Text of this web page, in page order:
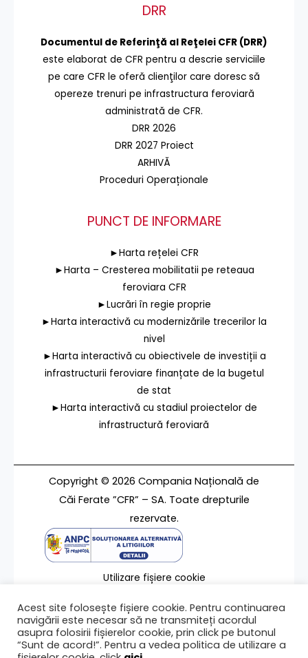
DRR
Documentul de Referinţă al Reţelei CFR (DRR)
este elaborat de CFR pentru a descrie serviciile
pe care CFR le oferă clienţilor care doresc să
opereze trenuri pe infrastructura feroviară
administrată de CFR.
DRR 2026
DRR 2027 Proiect
ARHIVĂ
Proceduri Operaționale
PUNCT DE INFORMARE
►Harta rețelei CFR
►Harta – Cresterea mobilitatii pe reteaua
feroviara CFR
►Lucrări în regie proprie
►Harta interactivă cu modernizările trecerilor la
nivel
►Harta interactivă cu obiectivele de investiții a
infrastructurii feroviare finanțate de la bugetul
de stat
►Harta interactivă cu stadiul proiectelor de
infrastructură feroviară
Copyright © 2026 Compania Națională de
Căi Ferate ”CFR” – SA. Toate drepturile
rezervate.
Utilizare fișiere cookie
Contact
Acest site folosește fișiere cookie. Pentru continuarea
navigării este necesar să ne transmiteți acordul
asupra folosirii fișierelor cookie, prin click pe butonul
“Sunt de acord!”. Pentru a vedea politica de utilizare a